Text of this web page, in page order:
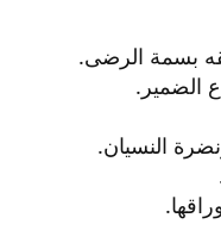
بسمة الرضى.​
الضمير.​
النسيان.​